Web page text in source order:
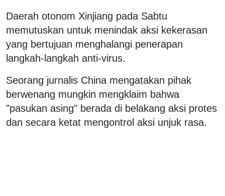
Daerah otonom Xinjiang pada Sabtu
memutuskan untuk menindak aksi kekerasan
yang bertujuan menghalangi penerapan
langkah-langkah anti-virus.
Seorang jurnalis China mengatakan pihak
berwenang mungkin mengklaim bahwa
"pasukan asing" berada di belakang aksi protes
dan secara ketat mengontrol aksi unjuk rasa.